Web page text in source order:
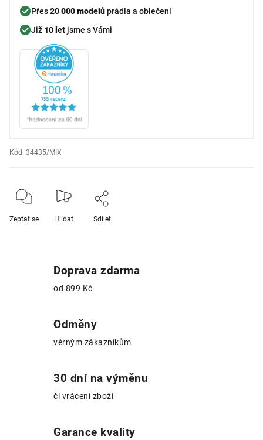
Přes20 000 modelůprádla a oblečení
Již 10 let jsme s Vámi
Kód: 34435/MIX
Zeptat se Hlídat Sdílet
Doprava zdarma
od 899 Kč
Odměny
věrným zákazníkům
30 dní na výměnu
či vrácení zboží
Garance kvality